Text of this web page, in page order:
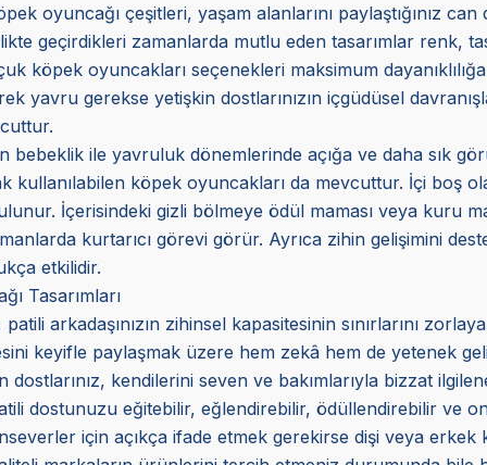
oyuncağı çeşitleri, yaşam alanlarını paylaştığınız
geçirdikleri zamanlarda mutlu eden tasarımlar renk,
köpek oyuncakları seçenekleri maksimum
yavru gerekse yetişkin dostlarınızın içgüdüsel
bebeklik ile yavruluk dönemlerinde açığa ve daha sık
kullanılabilen köpek oyuncakları da mevcuttur. İçi
İçerisindeki gizli bölmeye ödül maması veya kuru
kurtarıcı görevi görür. Ayrıca zihin gelişimini
etkilidir.
Tasarımları
arkadaşınızın zihinsel kapasitesinin sınırlarını
keyifle paylaşmak üzere hem zekâ hem de yetenek
kendilerini seven ve bakımlarıyla bizzat
dostunuzu eğitebilir, eğlendirebilir, ödüllendirebilir ve
için açıkça ifade etmek gerekirse dişi veya